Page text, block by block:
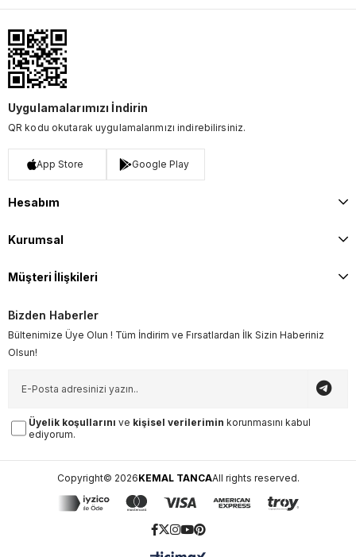
Uygulamalarımızı İndirin
QR kodu okutarak uygulamalarımızı indirebilirsiniz.
App Store Google Play
Hesabım
Kurumsal
Müşteri İlişkileri
Bizden Haberler
Bültenimize Üye Olun ! Tüm İndirim ve Fırsatlardan İlk Sizin Haberiniz
Olsun!
Üyelik koşullarını ve kişisel verilerimin korunmasını kabul
ediyorum.
Copyright© 2026KEMAL TANCAAll rights reserved.